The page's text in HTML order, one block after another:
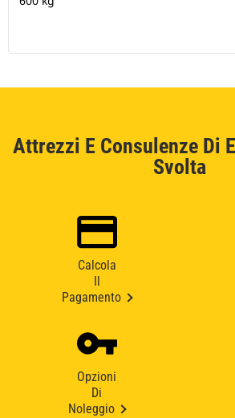
Attrezzi E Consulenze Di
Svolta
Calcola
Pagamento
Opzioni
Di
Noleggio